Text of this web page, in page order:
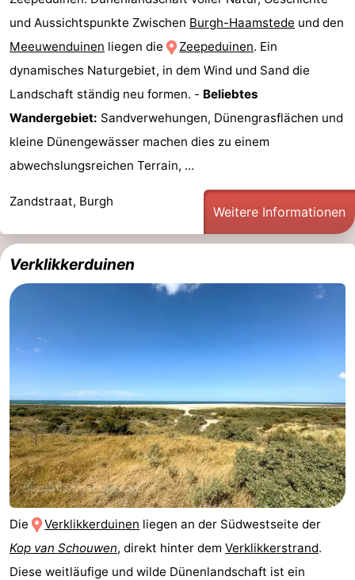
Brouwershaven
-
Bruinisse
-
Zierikzee
-
Natur
Oosterschelde
-
Burgh
Haamstede
-
Natur
Kop
van
Walcheren
-
Veere
Oranjezon
Oostkapelle
de
Mantelingen
Domburg
-
Zoutelande
-
Vlissingen
-
Middelburg
Wetter
Kontakt
und Aussichtspunkte Zwischen Burgh-Haamstede und den
Meeuwenduinen liegen die Zeepeduinen. Ein
dynamisches Naturgebiet, in dem Wind und Sand die
Landschaft ständig neu formen. - Beliebtes
Wandergebiet: Sandverwehungen, Dünengrasflächen und
kleine Dünengewässer machen dies zu einem
abwechslungsreichen Terrain, ...
Zandstraat, Burgh
Weitere Informationen
Verklikkerduinen
Die Verklikkerduinen liegen an der Südwestseite der
Kop van Schouwen, direkt hinter dem Verklikkerstrand.
Diese weitläufige und wilde Dünenlandschaft ist ein